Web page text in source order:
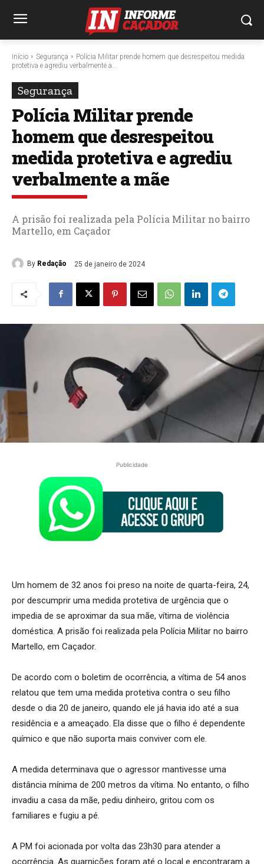
Início Segurança
Polícia Militar prende homem que desrespeitou medida
protetiva e agrediu verbalmente a...
Segurança
Polícia Militar prende
homem que desrespeitou
medida protetiva e agrediu
verbalmente a mãe
A prisão foi realizada pela Polícia Militar no bairro
Martello, em Caçador
By Redação 25 de janeiro de 2024
Publicidade
Um homem de 32 anos foi preso na noite de quarta-feira, 24,
por descumprir uma medida protetiva de urgência que o
impedia de se aproximar da sua mãe, vítima de violência
doméstica. A prisão foi realizada pela Polícia Militar no bairro
Martello, em Caçador.
De acordo com o boletim de ocorrência, a vítima de 54 anos
relatou que tem uma medida protetiva contra o seu filho
desde o dia 20 de janeiro, quando ele já havia ido até a sua
residência e a ameaçado. Ela disse que o filho é dependente
químico e que não suporta mais conviver com ele.
A medida determinava que o agressor mantivesse uma
distância mínima de 200 metros da vítima. No entanto, o filho
invadiu a casa da mãe, pediu dinheiro, gritou com os
familiares e fugiu a pé.
A PM foi acionada por volta das 23h30 para atender a
ocorrência. As guarnições foram até o local e encontraram a